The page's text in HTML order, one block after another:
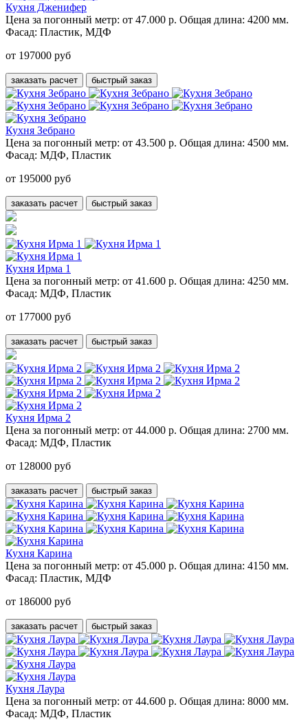
Кухня Дженифер
Цена за погонный метр: от 47.000 р. Общая длина: 4200 мм.
Фасад: Пластик, МДФ
от 197000 руб
заказать расчет быстрый заказ
Кухня Зебрано
Цена за погонный метр: от 43.500 р. Общая длина: 4500 мм.
Фасад: МДФ, Пластик
от 195000 руб
заказать расчет быстрый заказ
Кухня Ирма 1
Цена за погонный метр: от 41.600 р. Общая длина: 4250 мм.
Фасад: МДФ, Пластик
от 177000 руб
заказать расчет быстрый заказ
Кухня Ирма 2
Цена за погонный метр: от 44.000 р. Общая длина: 2700 мм.
Фасад: МДФ, Пластик
от 128000 руб
заказать расчет быстрый заказ
Кухня Карина
Цена за погонный метр: от 45.000 р. Общая длина: 4150 мм.
Фасад: Пластик, МДФ
от 186000 руб
заказать расчет быстрый заказ
Кухня Лаура
Цена за погонный метр: от 44.600 р. Общая длина: 8000 мм.
Фасад: МДФ, Пластик